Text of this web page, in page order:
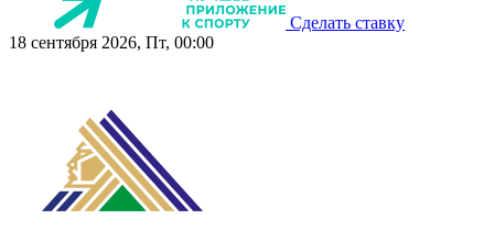
Сделать ставку
18 сентября 2026, Пт, 00:00